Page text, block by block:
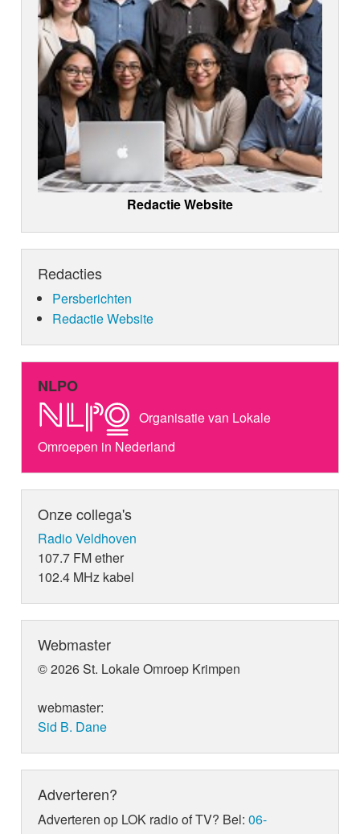
Redactie Website
Redacties
Persberichten
Redactie Website
NLPO
Organisatie van Lokale
Omroepen in Nederland
Onze collega's
Radio Veldhoven
107.7 FM ether
102.4 MHz kabel
Webmaster
© 2026 St. Lokale Omroep Krimpen
webmaster:
Sid B. Dane
Adverteren?
Adverteren op LOK radio of TV? Bel:06-